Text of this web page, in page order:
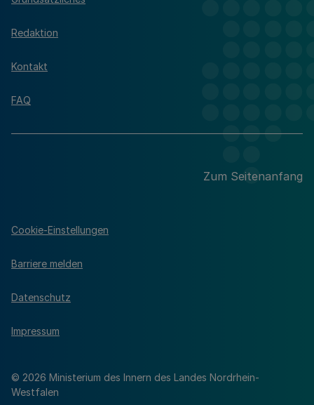
Redaktion
Kontakt
FAQ
Zum Seitenanfang
© 2026 Ministerium des Innern des Landes Nordrhein-
Westfalen
Cookie-Einstellungen
Barriere melden
Datenschutz
Impressum